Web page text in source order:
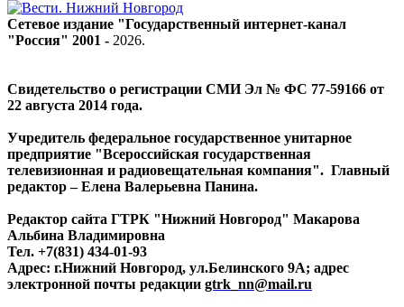
Сетевое издание "Государственный интернет-канал
"Россия" 2001 - 2026.
Свидетельство о регистрации СМИ Эл № ФС 77-59166 от
22 августа 2014 года.
Учредитель федеральное государственное унитарное
предприятие "Всероссийская государственная
телевизионная и радиовещательная компания". Главный
редактор – Елена Валерьевна Панина.
Редактор сайта ГТРК "Нижний Новгород" Макарова
Альбина Владимировна
Тел. +7(831) 434-01-93
Адрес: г.Нижний Новгород, ул.Белинского 9А; адрес
электронной почты редакции gtrk_nn@mail.ru